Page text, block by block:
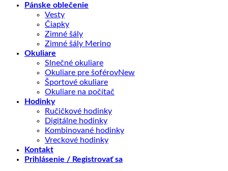
Pánske oblečenie
Vesty
Čiapky
Zimné šály
Zimné šály Merino
Okuliare
Slnečné okuliare
Okuliare pre šoférov
Športové okuliare
Okuliare na počítač
Hodinky
Ručičkové hodinky
Digitálne hodinky
Kombinované hodinky
Vreckové hodinky
Kontakt
Prihlásenie / Registrovať sa